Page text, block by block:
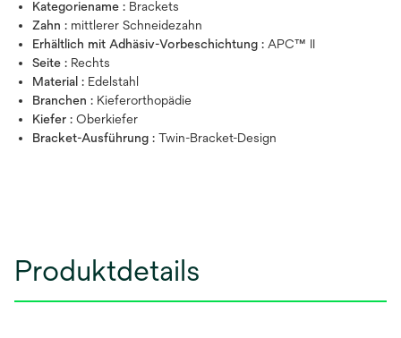
Kategoriename : Brackets
Zahn : mittlerer Schneidezahn
Erhältlich mit Adhäsiv-Vorbeschichtung : APC™ II
Seite : Rechts
Material : Edelstahl
Branchen : Kieferorthopädie
Kiefer : Oberkiefer
Bracket-Ausführung : Twin-Bracket-Design
Produktdetails